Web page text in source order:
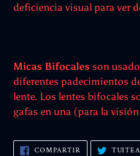
deficiencia visual para ver
Micas Bifocales son
diferentes padecimientos
lente. Los lentes bifocales
gafas en una (para la
COMPARTIR COMPARTIR